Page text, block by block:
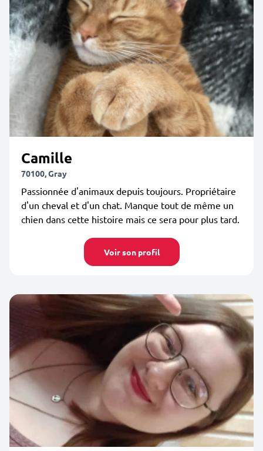
Camille
70100, Gray
Passionnée d'animaux depuis toujours. Propriétaire
d'un cheval et d'un chat. Manque tout de même un
chien dans cette histoire mais ce sera pour plus tard.
Voir son profil